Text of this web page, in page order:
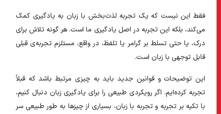
فقط این نیست که یک تجربه لذت‌بخش با زبان به یادگیری کمک
می‌کند، بلکه این تجربه در اصل یادگیری ما است. هر گونه تلاش برای
درک، یا حتی تسلط بر گرامر یا تلفظ، در واقع، مستلزم تجربه‌ی قبلی
قابل توجهی با زبان است.
این توضیحات و قوانین جدید باید به چیزی مرتبط باشد که قبلاً
تجربه کرده‌ایم. اگر رویکردی طبیعی را برای یادگیری زبان دنبال کنیم،
با تکیه بر تجربه و تجربه با زبان، بسیاری از چیزها به طور طبیعی سر